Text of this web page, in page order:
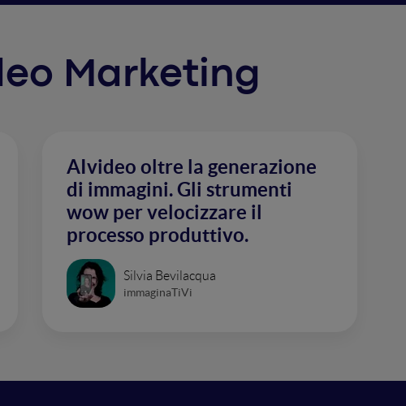
Marketing
AIvideo oltre la generazione
di immagini. Gli strumenti
wow per velocizzare il
processo produttivo.
Silvia Bevilacqua
immaginaTiVi